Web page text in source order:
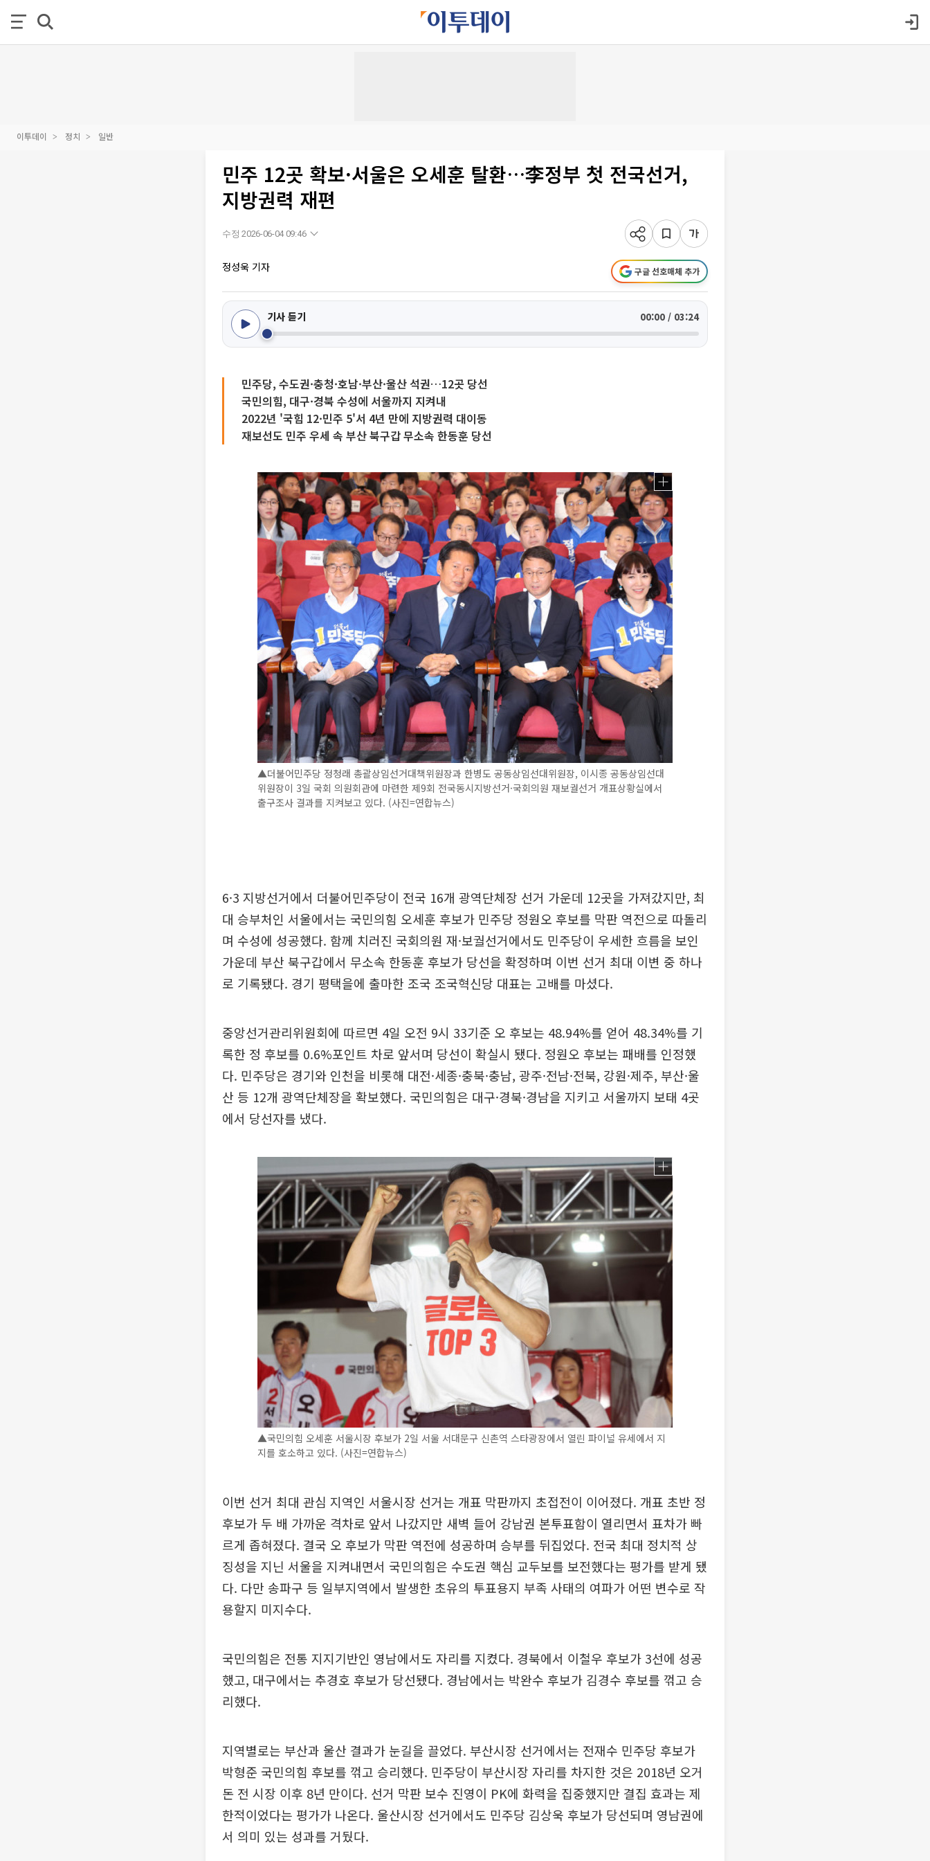
이투데이 정치 일반
민주 12곳 확보·서울은 오세훈 탈환…李정부 첫 전국선거,
지방권력 재편
수정 2026-06-04 09:46
정성욱 기자 구글 선호매체 추가
기사 듣기 00:00 / 03:24
민주당, 수도권·충청·호남·부산·울산 석권…12곳 당선
국민의힘, 대구·경북 수성에 서울까지 지켜내
2022년 '국힘 12·민주 5'서 4년 만에 지방권력 대이동
재보선도 민주 우세 속 부산 북구갑 무소속 한동훈 당선
▲더불어민주당 정청래 총괄상임선거대책위원장과 한병도 공동상임선대위원장, 이시종 공동상임선대
위원장이 3일 국회 의원회관에 마련한 제9회 전국동시지방선거·국회의원 재보궐선거 개표상황실에서
출구조사 결과를 지켜보고 있다. (사진=연합뉴스)
6·3 지방선거에서 더불어민주당이 전국 16개 광역단체장 선거 가운데 12곳을 가져갔지만, 최
대 승부처인 서울에서는 국민의힘 오세훈 후보가 민주당 정원오 후보를 막판 역전으로 따돌리
며 수성에 성공했다. 함께 치러진 국회의원 재·보궐선거에서도 민주당이 우세한 흐름을 보인
가운데 부산 북구갑에서 무소속 한동훈 후보가 당선을 확정하며 이번 선거 최대 이변 중 하나
로 기록됐다. 경기 평택을에 출마한 조국 조국혁신당 대표는 고배를 마셨다.
중앙선거관리위원회에 따르면 4일 오전 9시 33기준 오 후보는 48.94%를 얻어 48.34%를 기
록한 정 후보를 0.6%포인트 차로 앞서며 당선이 확실시 됐다. 정원오 후보는 패배를 인정했
다. 민주당은 경기와 인천을 비롯해 대전·세종·충북·충남, 광주·전남·전북, 강원·제주, 부산·울
산 등 12개 광역단체장을 확보했다. 국민의힘은 대구·경북·경남을 지키고 서울까지 보태 4곳
에서 당선자를 냈다.
▲국민의힘 오세훈 서울시장 후보가 2일 서울 서대문구 신촌역 스타광장에서 열린 파이널 유세에서 지
지를 호소하고 있다. (사진=연합뉴스)
이번 선거 최대 관심 지역인 서울시장 선거는 개표 막판까지 초접전이 이어졌다. 개표 초반 정
후보가 두 배 가까운 격차로 앞서 나갔지만 새벽 들어 강남권 본투표함이 열리면서 표차가 빠
르게 좁혀졌다. 결국 오 후보가 막판 역전에 성공하며 승부를 뒤집었다. 전국 최대 정치적 상
징성을 지닌 서울을 지켜내면서 국민의힘은 수도권 핵심 교두보를 보전했다는 평가를 받게 됐
다. 다만 송파구 등 일부지역에서 발생한 초유의 투표용지 부족 사태의 여파가 어떤 변수로 작
용할지 미지수다.
국민의힘은 전통 지지기반인 영남에서도 자리를 지켰다. 경북에서 이철우 후보가 3선에 성공
했고, 대구에서는 추경호 후보가 당선됐다. 경남에서는 박완수 후보가 김경수 후보를 꺾고 승
리했다.
지역별로는 부산과 울산 결과가 눈길을 끌었다. 부산시장 선거에서는 전재수 민주당 후보가
박형준 국민의힘 후보를 꺾고 승리했다. 민주당이 부산시장 자리를 차지한 것은 2018년 오거
돈 전 시장 이후 8년 만이다. 선거 막판 보수 진영이 PK에 화력을 집중했지만 결집 효과는 제
한적이었다는 평가가 나온다. 울산시장 선거에서도 민주당 김상욱 후보가 당선되며 영남권에
서 의미 있는 성과를 거뒀다.